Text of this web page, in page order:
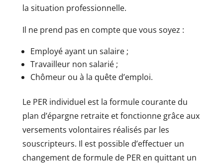
la situation professionnelle.
Il ne prend pas en compte que vous soyez :
Employé ayant un salaire ;
Travailleur non salarié ;
Chômeur ou à la quête d’emploi.
Le PER individuel est la formule courante du
plan d’épargne retraite et fonctionne grâce aux
versements volontaires réalisés par les
souscripteurs. Il est possible d’effectuer un
changement de formule de PER en quittant un